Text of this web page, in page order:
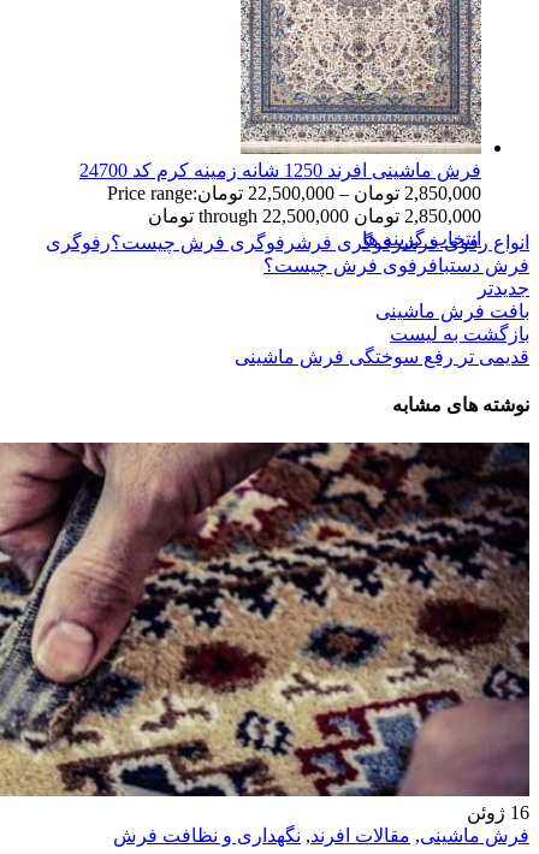
فرش ماشینی افرند 1250 شانه زمینه کرم کد 24700
2,850,000 تومان –
22,500,000 تومانPrice range:
2,850,000 تومان through 22,500,000 تومان
انتخاب گزینه ها
انواع رفوی فرشرفوگری فرشرفوگری فرش چیست؟رفوگری
فرش دستبافرفوی فرش چیست؟
جدیدتر
بافت فرش ماشینی
بازگشت به لیست
قدیمی تر رفع سوختگی فرش ماشینی
نوشته های مشابه
16 ژوئن
فرش ماشینی, مقالات افرند, نگهداری و نظافت فرش